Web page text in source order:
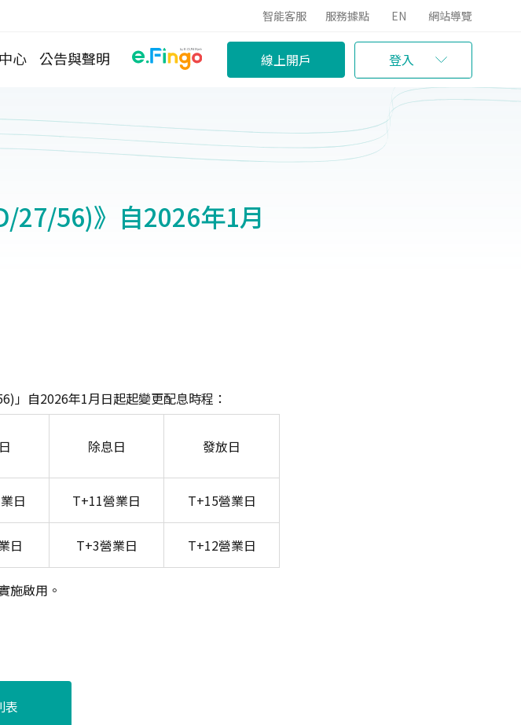
智能客服 服務據點 EN 網站導覽
心 公告與聲明 線上開戶 登入
27/56)》自2026年1月
」自2026年1月日起起變更配息時程：
除息日 發放日
日 T+11營業日 T+15營業日
日 T+3營業日 T+12營業日
施啟用。
表